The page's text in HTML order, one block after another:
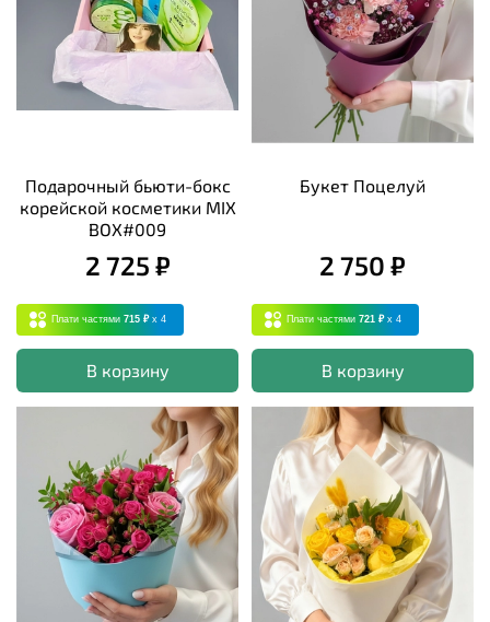
Подарочный бьюти-бокс
корейской косметики MIX
BOX#009
2 725 ₽
Плати частями 715 ₽ x 4
В корзину
Букет Поцелуй
2 750 ₽
Плати частями 721 ₽ x 4
В корзину